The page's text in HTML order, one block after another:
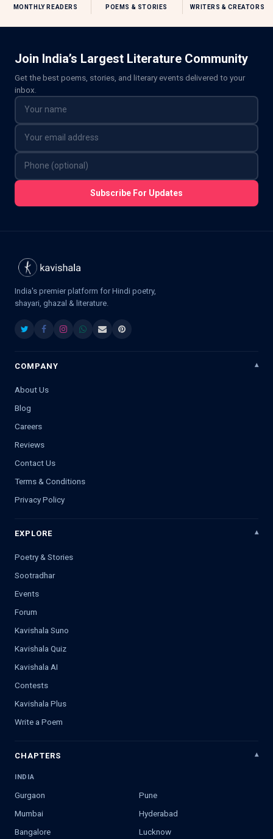
MONTHLY READERS POEMS & STORIES WRITERS & CREATORS
Join India’s Largest Literature Community
Get the best poems, stories, and literary events delivered to your
inbox.
Subscribe For Updates
India's premier platform for Hindi poetry,
shayari, ghazal & literature.
COMPANY
About Us
Blog
Careers
Reviews
Contact Us
Terms & Conditions
Privacy Policy
EXPLORE
Poetry & Stories
Sootradhar
Events
Forum
Kavishala Suno
Kavishala Quiz
Kavishala AI
Contests
Kavishala Plus
Write a Poem
CHAPTERS
INDIA
Gurgaon
Pune
Mumbai
Hyderabad
Bangalore
Lucknow